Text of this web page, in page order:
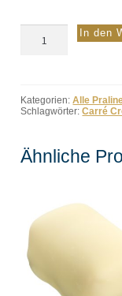
Carré
Croquant
In den
Kategorien:Alle
Schlagwörter:Carré
Ähnliche